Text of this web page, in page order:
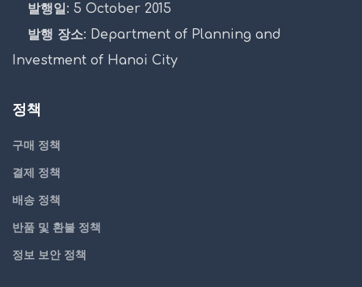
발행일: 5 October 2015
발행 장소: Department of Planning and
Investment of Hanoi City
정책
구매 정책
결제 정책
배송 정책
반품 및 환불 정책
정보 보안 정책